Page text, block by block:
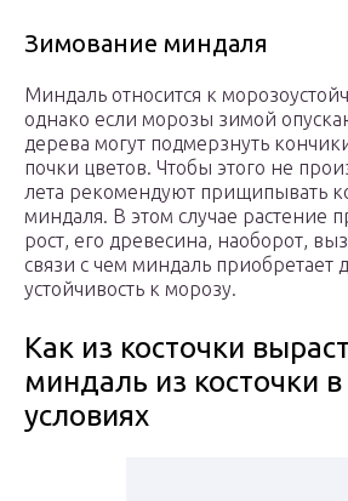
Зимование миндаля
Миндаль относится к
однако если морозы зимой
дерева могут подмерзнуть
почки цветов. Чтобы этого не
лета рекомендуют прищипывать
миндаля. В этом случае растение
рост, его древесина, наоборот,
связи с чем миндаль приобретает
устойчивость к морозу.
Как из косточки
миндаль из косточки
условиях